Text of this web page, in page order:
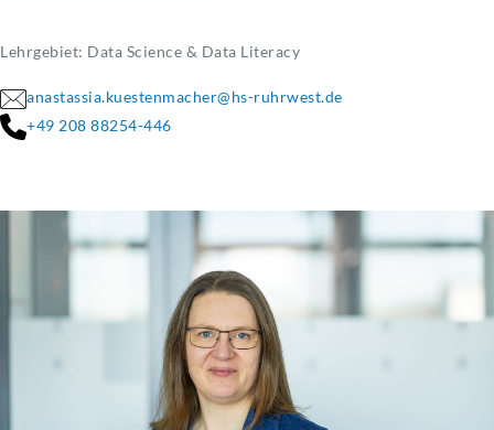
Lehrgebiet: Data Science & Data Literacy
anastassia.kuestenmacher@hs-ruhrwest.de
+49 208 88254-446